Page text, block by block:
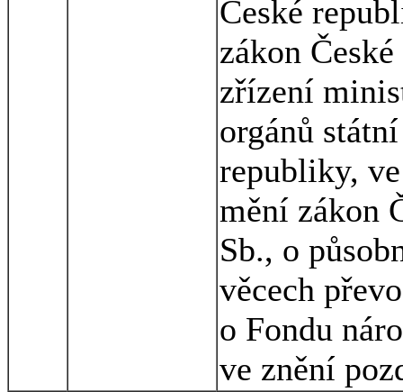
České
zákon
zřízení
orgánů
republiky,
mění zákon
Sb., o
věcech
o Fondu
ve znění